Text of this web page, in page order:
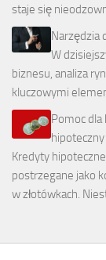
staje się
Narzędzia
W
biznesu, analiza
kluczowymi
Pomoc
Kredyty
postrzegane jako
w złotówkach.